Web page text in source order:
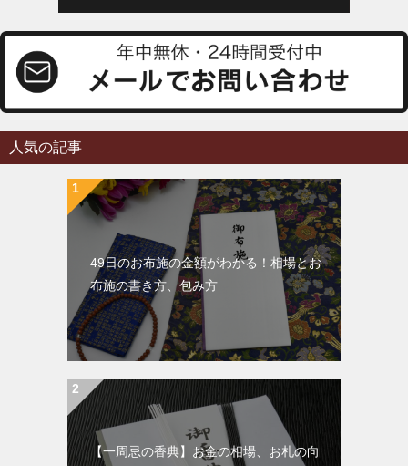
人気の記事
49日のお布施の金額がわかる！相場とお
布施の書き方、包み方
【一周忌の香典】お金の相場、お札の向